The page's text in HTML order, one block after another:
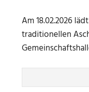
Am 18.02.2026
traditionellen